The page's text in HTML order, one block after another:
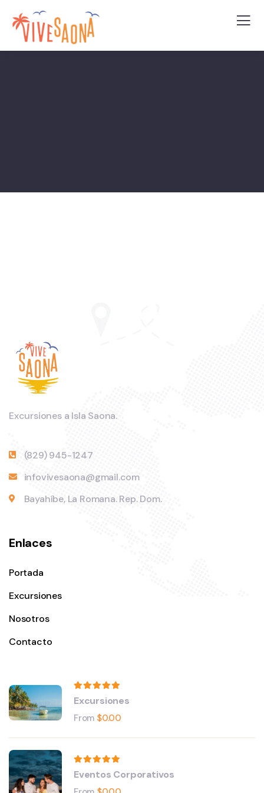
Excursiones a Isla Saona.
(829) 945-1247
infovivesaona@gmail.com
Bayahíbe, La Romana. Rep. Dom.
Enlaces
Portada
Excursiones
Nosotros
Contacto
Excursiones
From $0.00
Eventos Corporativos